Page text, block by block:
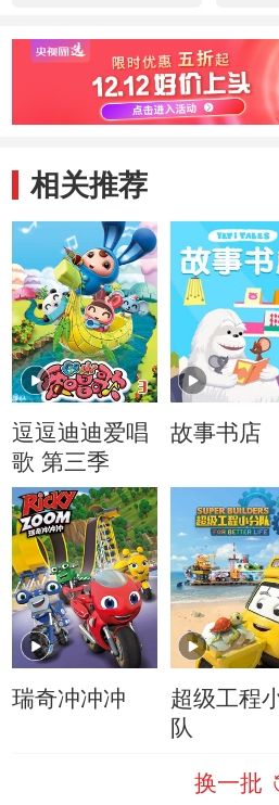
相关推荐
逗逗迪迪爱唱
歌 第三季
故事书店
瑞奇冲冲冲
超级工程
队
换一批